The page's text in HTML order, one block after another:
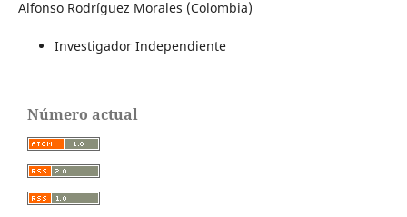
Alfonso Rodríguez Morales (Colombia)
Investigador Independiente
Número actual